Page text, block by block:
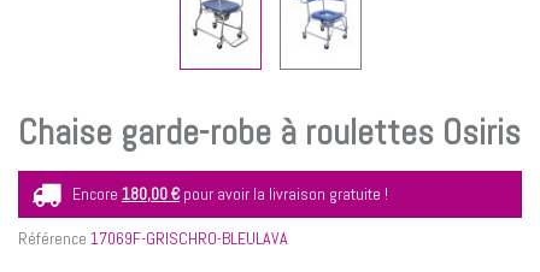
Chaise garde-robe à roulettes Osiris
Encore 180,00 € pour avoir la livraison gratuite !
Référence 17069F-GRISCHRO-BLEULAVA